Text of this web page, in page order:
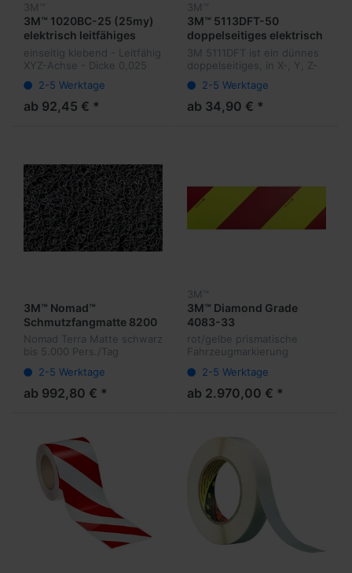
3M™
3M™ 1020BC-25 (25my)
elektrisch leitfähiges
Klebeband einseitig
einseitig klebend - Leitfähig
XYZ-Achse - Dicke 0,025
2-5 Werktage
ab 92,45 € *
3M™
3M™ 5113DFT-50
doppelseitiges elektrisch
leitfähiges Klebeband
0,050 mm
3M 5111DFT ist ein dünnes
doppelseitiges, in X-, Y, Z-
Klebeband
2-5 Werktage
ab 34,90 € *
3M™ Nomad™
Schmutzfangmatte 8200
grau
Nomad Terra Matte schwarz
bis 5.000 Pers./Tag
2-5 Werktage
ab 992,80 € *
3M™
3M™ Diamond Grade
4083-33
rot/gelbe prismatische
Fahrzeugmarkierung
Fahrzeuge
2-5 Werktage
ab 2.970,00 € *